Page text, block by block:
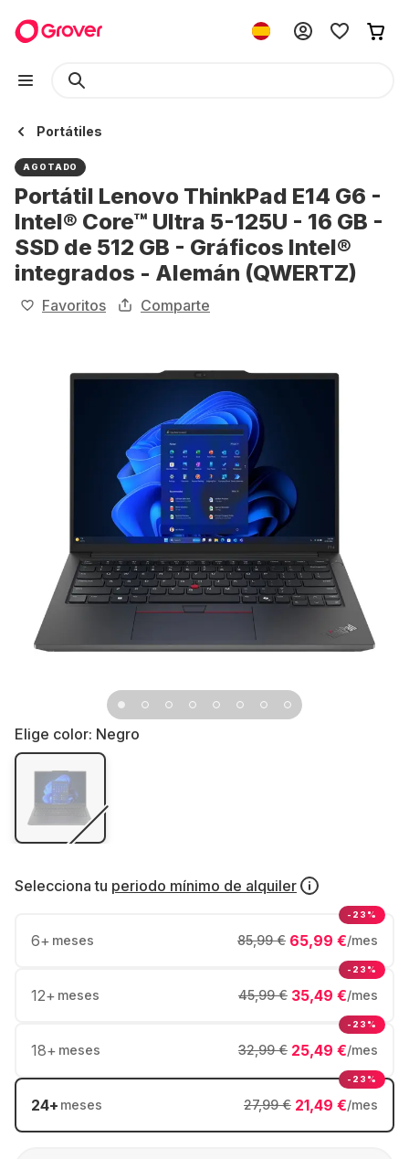
Portátiles
AGOTADO
Portátil Lenovo ThinkPad E14 G6 -
Intel® Core™ Ultra 5-125U - 16 GB -
SSD de 512 GB - Gráficos Intel®
integrados - Alemán (QWERTZ)
Favoritos Comparte
Elige color: Negro
Selecciona tu periodo mínimo de alquiler
6+ meses 65,99 €/mes
85,99 €
-23%
12+ meses 35,49 €/mes
45,99 €
-23%
18+ meses 25,49 €/mes
32,99 €
-23%
24+ meses 21,49 €/mes
27,99 €
-23%